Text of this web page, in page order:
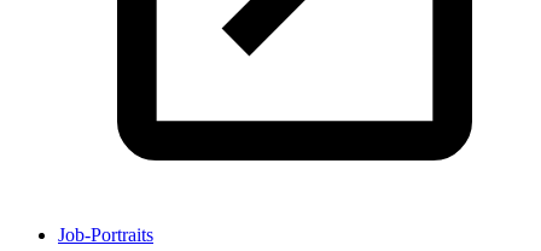
Job-Portraits